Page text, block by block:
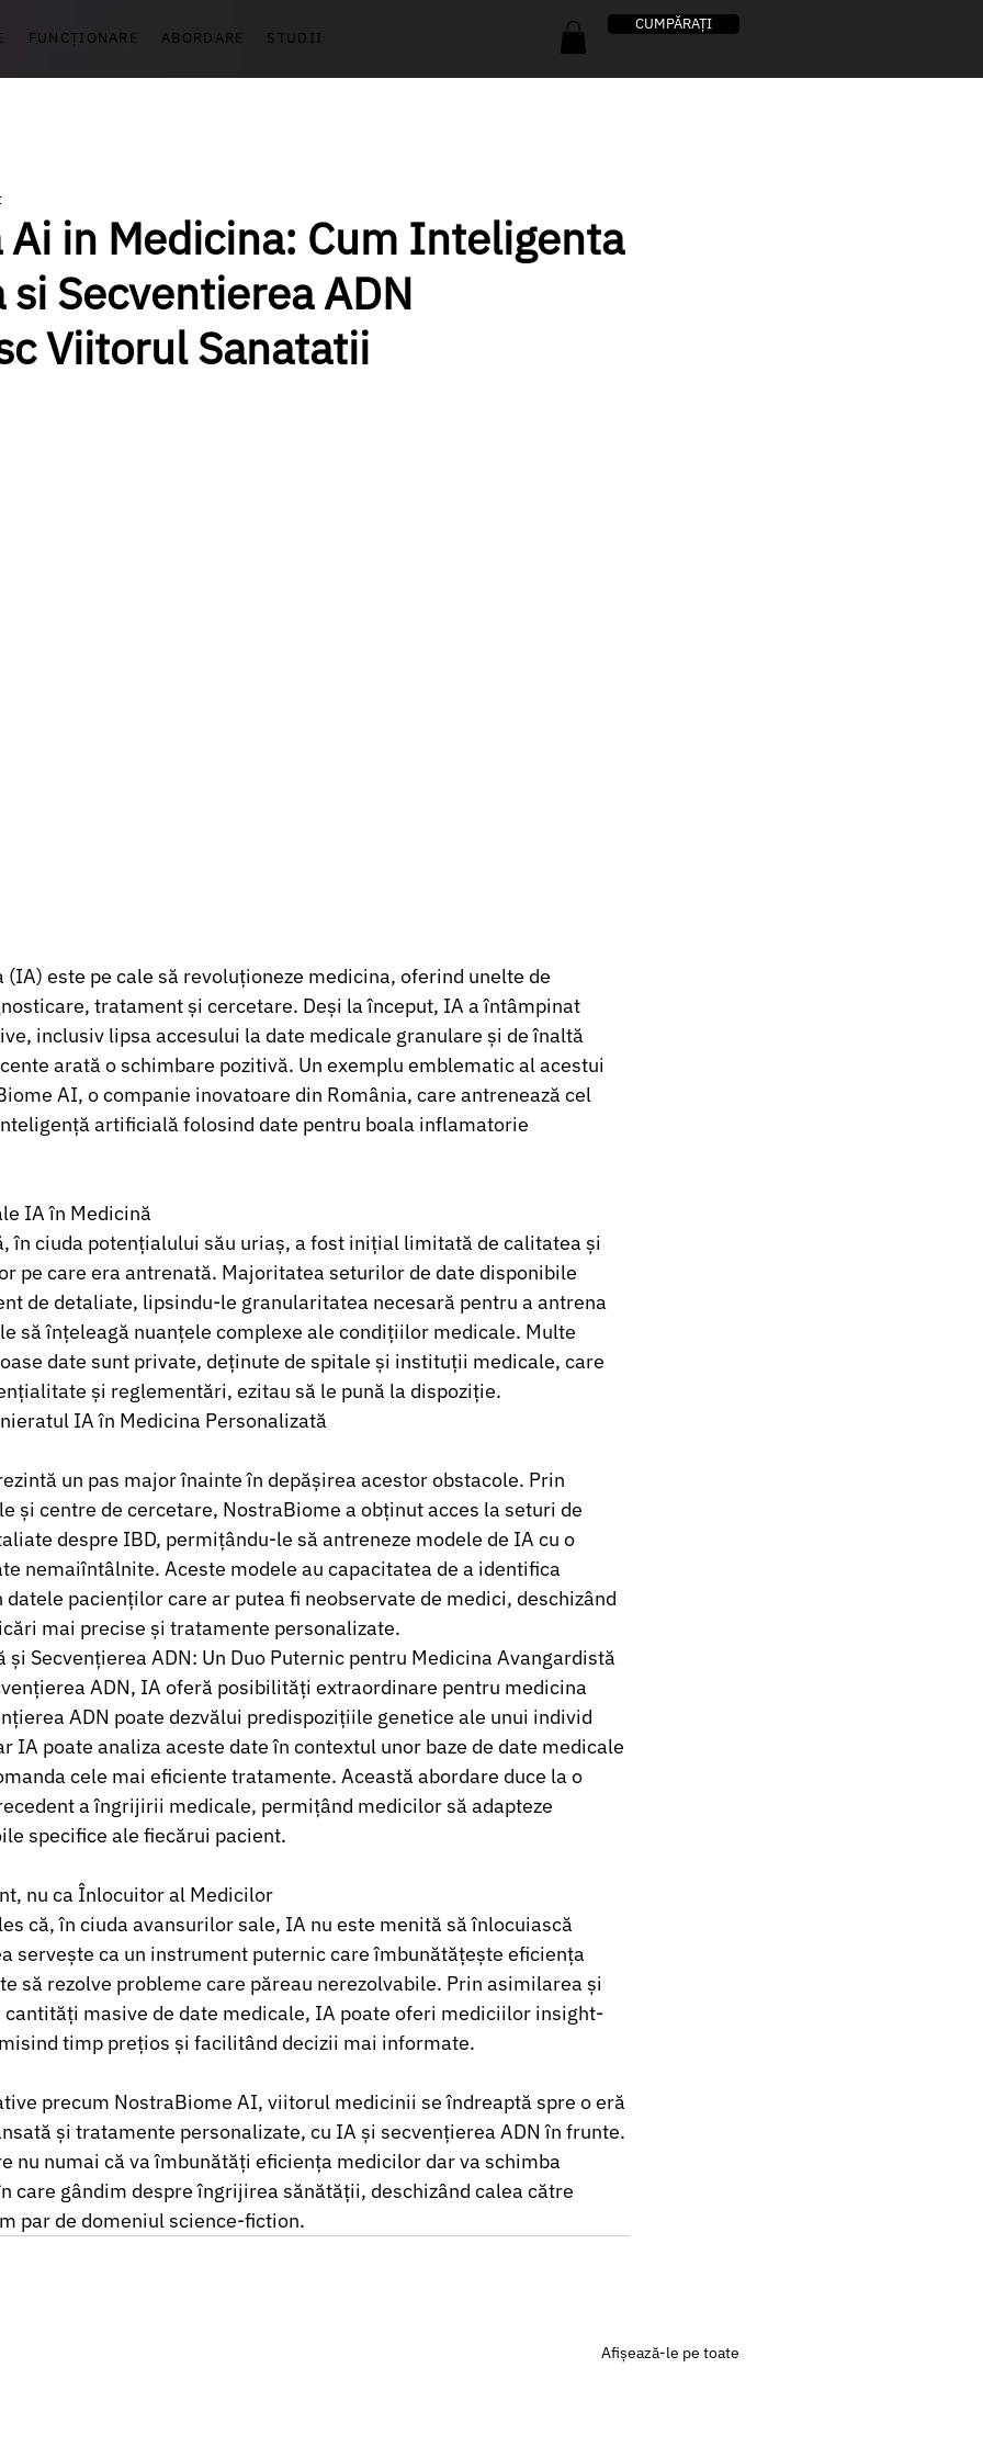
FUNCȚIONARE ABORDARE STUDII
CUMPĂRAȚI
Ai in Medicina: Cum Inteligenta
Secventierea ADN
Viitorul Sanatatii
este pe cale să revoluționeze medicina, oferind unelte de
tratament și cercetare. Deși la început, IA a întâmpinat
inclusiv lipsa accesului la date medicale granulare și de înaltă
arată o schimbare pozitivă. Un exemplu emblematic al acestui
AI, o companie inovatoare din România, care antrenează cel
artificială folosind date pentru boala inflamatorie
IA în Medicină
în ciuda potențialului său uriaș, a fost inițial limitată de calitatea și
pe care era antrenată. Majoritatea seturilor de date disponibile
de detaliate, lipsindu-le granularitatea necesară pentru a antrena
să înțeleagă nuanțele complexe ale condițiilor medicale. Multe
date sunt private, deținute de spitale și instituții medicale, care
și reglementări, ezitau să le pună la dispoziție.
IA în Medicina Personalizată
un pas major înainte în depășirea acestor obstacole. Prin
și centre de cercetare, NostraBiome a obținut acces la seturi de
despre IBD, permițându-le să antreneze modele de IA cu o
nemaiîntâlnite. Aceste modele au capacitatea de a identifica
pacienților care ar putea fi neobservate de medici, deschizând
mai precise și tratamente personalizate.
Secvențierea ADN: Un Duo Puternic pentru Medicina Avangardistă
ADN, IA oferă posibilități extraordinare pentru medicina
ADN poate dezvălui predispozițiile genetice ale unui individ
IA poate analiza aceste date în contextul unor baze de date medicale
cele mai eficiente tratamente. Această abordare duce la o
a îngrijirii medicale, permițând medicilor să adapteze
specifice ale fiecărui pacient.
nu ca Înlocuitor al Medicilor
că, în ciuda avansurilor sale, IA nu este menită să înlocuiască
servește ca un instrument puternic care îmbunătățește eficiența
să rezolve probleme care păreau nerezolvabile. Prin asimilarea și
cantități masive de date medicale, IA poate oferi mediciilor insight-
timp prețios și facilitând decizii mai informate.
precum NostraBiome AI, viitorul medicinii se îndreaptă spre o eră
și tratamente personalizate, cu IA și secvențierea ADN în frunte.
nu numai că va îmbunătăți eficiența medicilor dar va schimba
care gândim despre îngrijirea sănătății, deschizând calea către
par de domeniul science-fiction.
Afișează-le pe toate